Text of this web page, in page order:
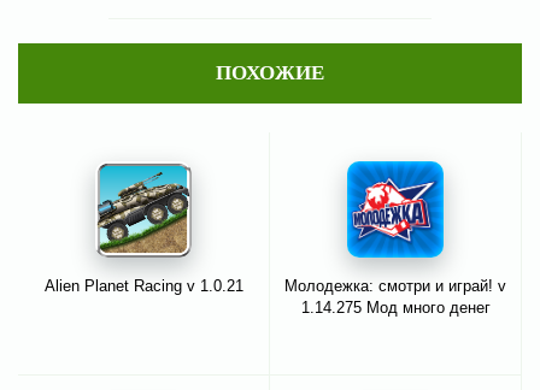
ПОХОЖИЕ
Alien Planet Racing v 1.0.21
Молодежка: смотри и играй! v
1.14.275 Мод много денег